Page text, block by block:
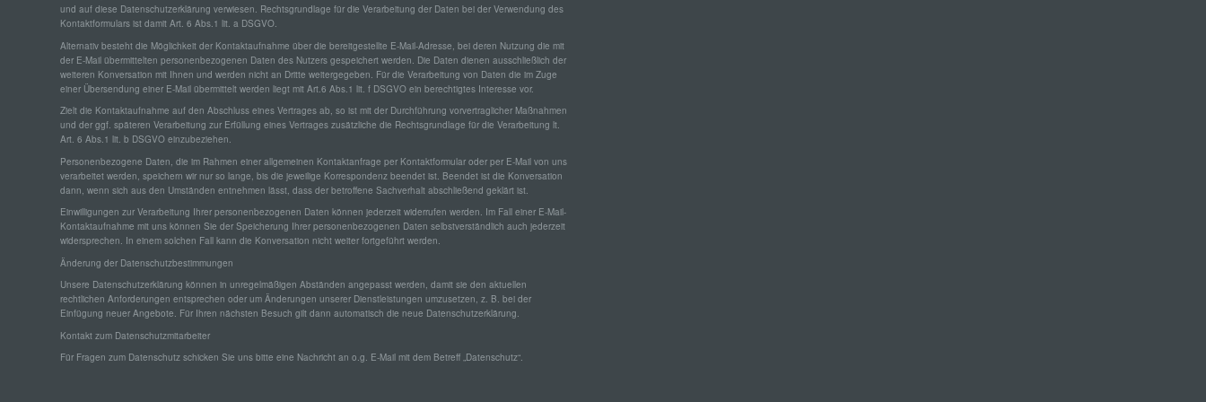
und auf diese Datenschutzerklärung verwiesen. Rechtsgrundlage für die Verarbeitung der Daten bei der Verwendung des
Kontaktformulars ist damit Art. 6 Abs.1 lit. a DSGVO.
Alternativ besteht die Möglichkeit der Kontaktaufnahme über die bereitgestellte E-Mail-Adresse, bei deren Nutzung die mit
der E-Mail übermittelten personenbezogenen Daten des Nutzers gespeichert werden. Die Daten dienen ausschließlich der
weiteren Konversation mit Ihnen und werden nicht an Dritte weitergegeben. Für die Verarbeitung von Daten die im Zuge
einer Übersendung einer E-Mail übermittelt werden liegt mit Art.6 Abs.1 lit. f DSGVO ein berechtigtes Interesse vor.
Zielt die Kontaktaufnahme auf den Abschluss eines Vertrages ab, so ist mit der Durchführung vorvertraglicher Maßnahmen
und der ggf. späteren Verarbeitung zur Erfüllung eines Vertrages zusätzliche die Rechtsgrundlage für die Verarbeitung lt.
Art. 6 Abs.1 lit. b DSGVO einzubeziehen.
Personenbezogene Daten, die im Rahmen einer allgemeinen Kontaktanfrage per Kontaktformular oder per E-Mail von uns
verarbeitet werden, speichern wir nur so lange, bis die jeweilige Korrespondenz beendet ist. Beendet ist die Konversation
dann, wenn sich aus den Umständen entnehmen lässt, dass der betroffene Sachverhalt abschließend geklärt ist.
Einwilligungen zur Verarbeitung Ihrer personenbezogenen Daten können jederzeit widerrufen werden. Im Fall einer E-Mail-
Kontaktaufnahme mit uns können Sie der Speicherung Ihrer personenbezogenen Daten selbstverständlich auch jederzeit
widersprechen. In einem solchen Fall kann die Konversation nicht weiter fortgeführt werden.
Änderung der Datenschutzbestimmungen
Unsere Datenschutzerklärung können in unregelmäßigen Abständen angepasst werden, damit sie den aktuellen
rechtlichen Anforderungen entsprechen oder um Änderungen unserer Dienstleistungen umzusetzen, z. B. bei der
Einfügung neuer Angebote. Für Ihren nächsten Besuch gilt dann automatisch die neue Datenschutzerklärung.
Kontakt zum Datenschutzmitarbeiter
Für Fragen zum Datenschutz schicken Sie uns bitte eine Nachricht an o.g. E-Mail mit dem Betreff „Datenschutz“.
c) Verarbeitung
Verarbeitung ist jeder mit oder ohne Hilfe automatisierter Verfahren ausgeführte Vorgang oder
jede solche Vorgangsreihe im Zusammenhang mit personenbezogenen Daten wie das
Erheben, das Erfassen, die Organisation, das Ordnen, die Speicherung, die Anpassung oder
Veränderung, das Auslesen, das Abfragen, die Verwendung, die Offenlegung durch
Verknüpfung, die Einschränkung, das Löschen oder die Vernichtung.
d) Einschränkung der Verarbeitung
Einschränkung der Verarbeitung ist die Markierung gespeicherter personenbezogener Daten mit
dem Ziel, ihre künftige Verarbeitung einzuschränken.
Profiling ist jede Art der automatisierten Verarbeitung personenbezogener Daten, die darin
besteht, dass diese personenbezogenen Daten verwendet werden, um bestimmte persönliche
Aspekte, die sich auf eine natürliche Person beziehen, zu bewerten, insbesondere, um Aspekte